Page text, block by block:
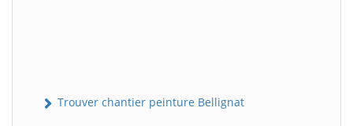
Trouver chantier peinture Bellignat